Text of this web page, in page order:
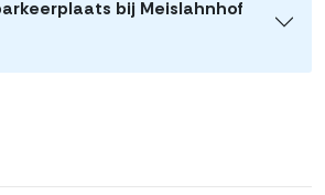
bij Meislahnhof